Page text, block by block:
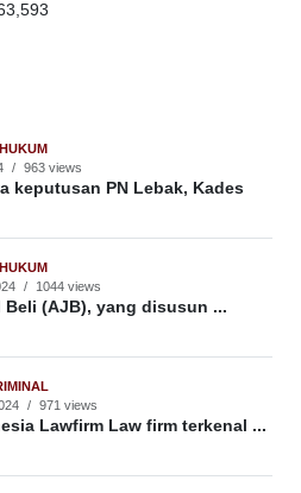
HUKUM
/ 963 views
keputusan PN Lebak, Kades
HUKUM
/ 1044 views
Beli (AJB), yang disusun ...
/ 971 views
Lawfirm Law firm terkenal ...